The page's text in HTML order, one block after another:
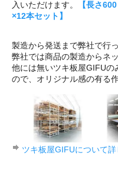
入いただけます。
【長さ
×12本セット】
製造から発送まで弊社で行
弊社では商品の製造からネ
他には無いツキ板屋GIFUの
ので、オリジナル感の有る
ツキ板屋GIFUについて詳